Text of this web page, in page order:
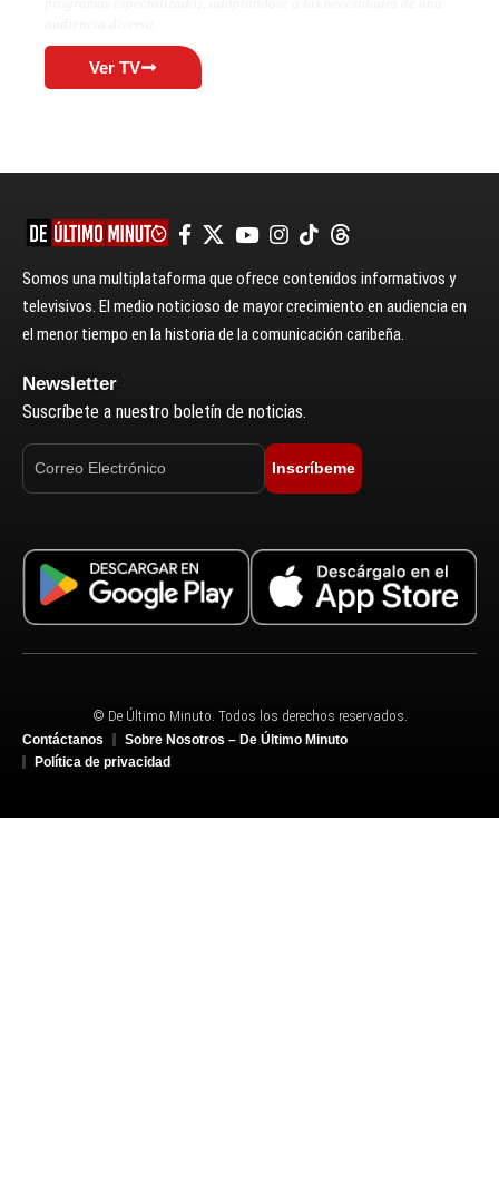
Ver TV
Somos una multiplataforma que ofrece contenidos informativos y
televisivos. El medio noticioso de mayor crecimiento en audiencia en
el menor tiempo en la historia de la comunicación caribeña.
Newsletter
Suscríbete a nuestro boletín de noticias.
Inscríbeme
© De Último Minuto. Todos los derechos reservados.
Contáctanos
Sobre Nosotros – De Último Minuto
Política de privacidad